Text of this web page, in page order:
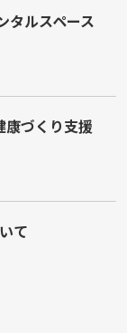
タルスペース
康づくり支援
て